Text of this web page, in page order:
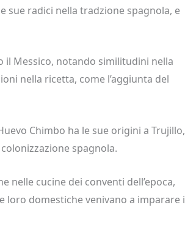
sue radici nella tradzione spagnola, e
Messico, notando similitudini nella
nella ricetta, come l’aggiunta del
Chimbo ha le sue origini a Trujillo,
spagnola.
nelle cucine dei conventi dell’epoca,
loro domestiche venivano a imparare i